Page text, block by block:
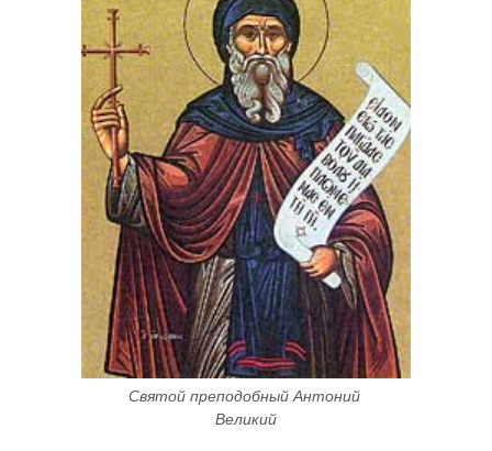
Святой преподобный Антоний
Великий